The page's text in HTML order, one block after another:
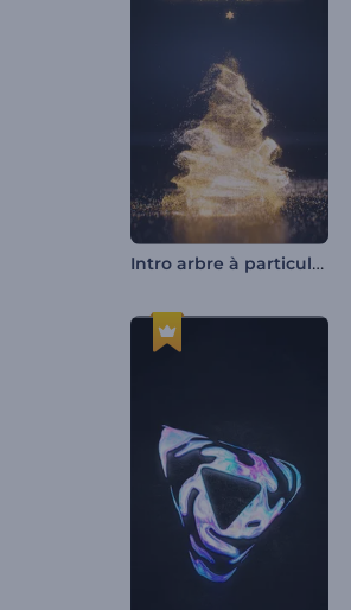
Intro arbre à particules scintillantes